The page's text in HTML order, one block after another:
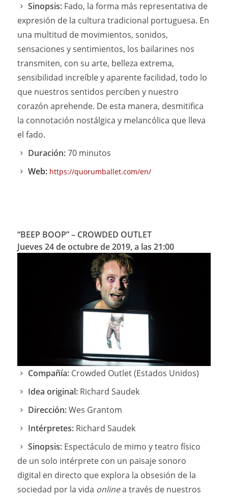
Sinopsis: Fado, la forma más representativa de
expresión de la cultura tradicional portuguesa. En
una multitud de movimientos, sonidos,
sensaciones y sentimientos, los bailarines nos
transmiten, con su arte, belleza extrema,
sensibilidad increíble y aparente facilidad, todo lo
que nuestros sentidos perciben y nuestro
corazón aprehende. De esta manera, desmitifica
la connotación nostálgica y melancólica que lleva
el fado.
Duración:70 minutos
Web: https://quorumballet.com/en/
“BEEP BOOP”– CROWDED OUTLET
Jueves 24 de octubre de 2019, a las 21:00
Compañía: Crowded Outlet (Estados Unidos)
Idea original: Richard Saudek
Dirección:Wes Grantom
Intérpretes: Richard Saudek
Sinopsis: Espectáculo de mimo y teatro físico
de un solo intérprete con un paisaje sonoro
digital en directo que explora la obsesión de la
sociedad por la vida onlinea través de nuestros